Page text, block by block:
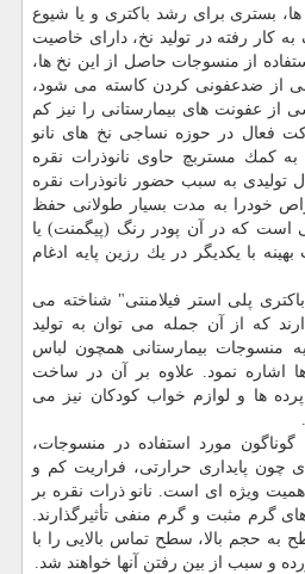
بستری برای رشد باكتری و یا شیوع
به كار رفته در تولید نخ، دارای خاصیت
از منسوجات حاصل از این نخ ها،
از ضدعفونی كردن كاسته می شود،
عفونت های بیمارستانی را نیز كم
فعال در حوزه نساجی نخ های نانو
به كمك مستربچ حاوی نانوذرات نقره
تولیدی به سبب حضور نانوذرات نقره
خودرا به مدت بسیار طولانی حفظ
است كه در آن پودر رنگ (پیگمنت) یا
با یكدیگر در یك رزین پایه ادغام
پلی استر فیلامنتی" شناخته می
كه از آن جمله می توان به تولید
منسوجات بیمارستانی همچون لباس
اشاره نمود. علاوه بر آن در ساخت
ها و لوازم خواب كودكان نیز می
گوناگون مورد استفاده در منسوجات،
چون پایداری حرارتی، فراریت كم و
ویژه ای است. نانو ذرات نقره بر
گرم مثبت و گرم منفی تأثیرگذارند.
حجم بالا، سطح تماس بالایی را با
و سبب از بین رفتن آنها خواهند شد.